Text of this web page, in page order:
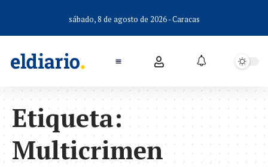
sábado, 8 de agosto de 2026 - Caracas
Etiqueta:
Multicrimen